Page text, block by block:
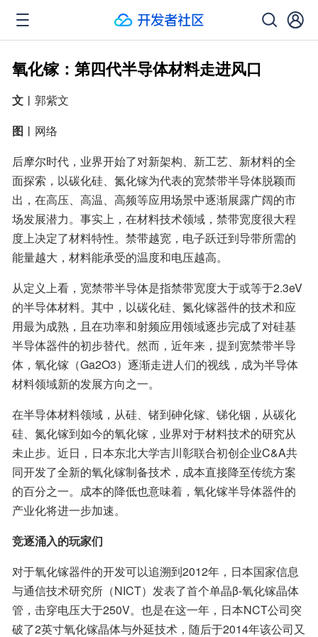
氧化镓：第四代半导体材料走进风口
文︱ 郭紫文
图︱ 网络
后摩尔时代，业界开始了对新架构、新工艺、新材料的全
面探索，以碳化硅、氮化镓为代表的宽禁带半导体脱颖而
出，在高压、高温、高频等应用场景中逐渐展露广阔的市
场发展潜力。事实上，在材料技术领域，禁带宽度很大程
度上决定了材料特性。禁带越宽，电子跃迁到导带所需的
能量越大，材料能承受的温度和电压越高。
从定义上看，宽禁带半导体是指禁带宽度大于或等于2.3eV
的半导体材料。其中，以碳化硅、氮化镓器件的技术和应
用最为成熟，且在功率和射频应用领域逐步完成了对硅基
半导体器件的初步替代。然而，近年来，提到宽禁带半导
体，氧化镓（Ga2O3）逐渐走进人们的视线，成为半导体
材料领域新的发展方向之一。
在半导体材料领域，从硅、锗到砷化镓、锑化铟，从碳化
硅、氮化镓到如今的氧化镓，业界对于材料技术的研究从
未止步。近日，日本东北大学吉川彰联合初创企业C&A共
同开发了全新的氧化镓制备技术，成本直接降至传统方案
的百分之一。成本的降低也意味着，氧化镓半导体器件的
产业化将进一步加速。
竞逐涌入的玩家们
对于氧化镓器件的开发可以追溯到2012年，日本国家信息
与通信技术研究所（NICT）发表了首个单晶β-氧化镓晶体
管，击穿电压大于250V。也是在这一年，日本NCT公司突
破了2英寸氧化镓晶体与外延技术，随后于2014年该公司又